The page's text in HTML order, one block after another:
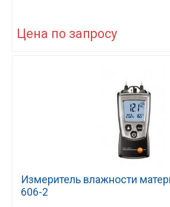
Цена по запросу
Измеритель влажности
606-2